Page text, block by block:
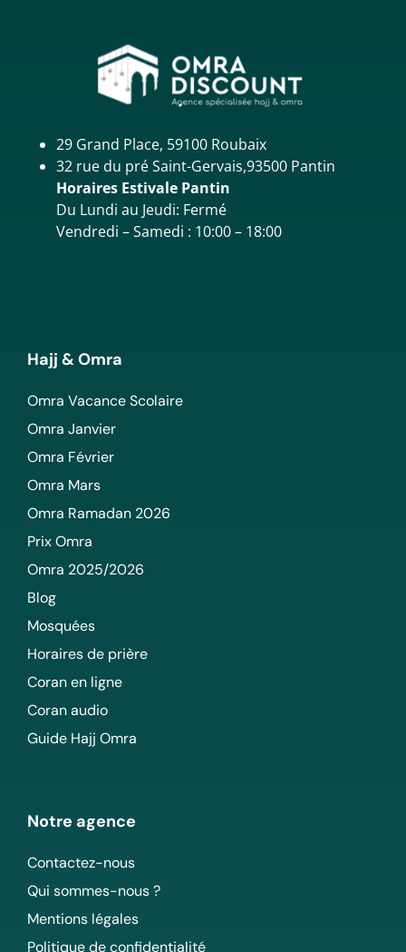
29 Grand Place, 59100 Roubaix
32 rue du pré Saint-Gervais,93500 Pantin
Horaires Estivale Pantin
Du Lundi au Jeudi: Fermé
Vendredi – Samedi : 10:00 – 18:00
Hajj & Omra
Omra Vacance Scolaire
Omra Janvier
Omra Février
Omra Mars
Omra Ramadan 2026
Prix Omra
Omra 2025/2026
Blog
Mosquées
Horaires de prière
Coran en ligne
Coran audio
Guide Hajj Omra
Notre agence
Contactez-nous
Qui sommes-nous ?
Mentions légales
Politique de confidentialité